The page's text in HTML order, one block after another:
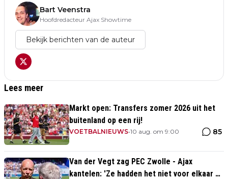
Bart Veenstra
Hoofdredacteur Ajax Showtime
Bekijk berichten van de auteur
Lees meer
Markt open: Transfers zomer 2026 uit het
buitenland op een rij!
VOETBALNIEUWS•10 aug. om 9:00 85
Van der Vegt zag PEC Zwolle - Ajax
kantelen: 'Ze hadden het niet voor elkaar en